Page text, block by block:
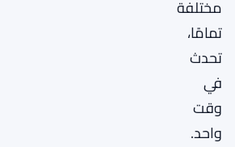
مختلفة
تمامًا،
تحدث
في
وقت
واحد.